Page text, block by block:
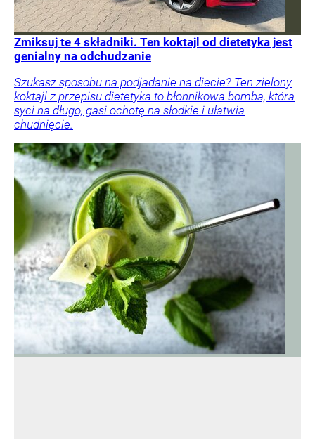
Zmiksuj te 4 składniki. Ten koktajl od dietetyka jest
genialny na odchudzanie
Szukasz sposobu na podjadanie na diecie? Ten zielony
koktajl z przepisu dietetyka to błonnikowa bomba, która
syci na długo, gasi ochotę na słodkie i ułatwia
chudnięcie.